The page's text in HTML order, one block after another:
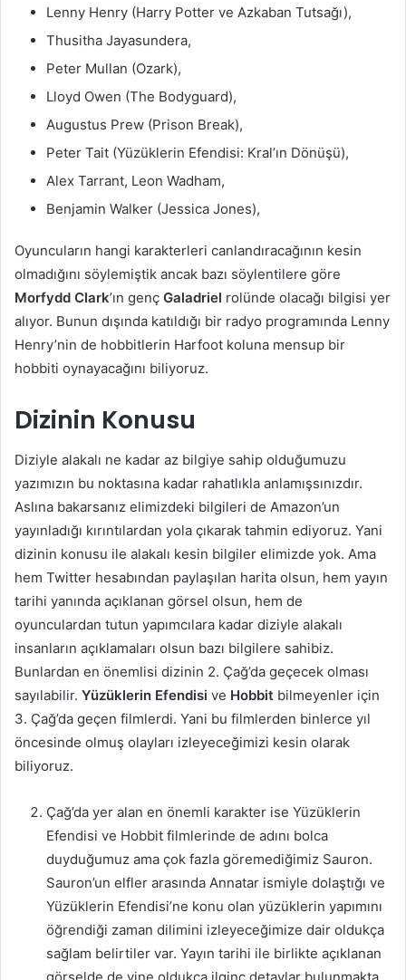
Lenny Henry (Harry Potter ve Azkaban Tutsağı),
Thusitha Jayasundera,
Peter Mullan (Ozark),
Lloyd Owen (The Bodyguard),
Augustus Prew (Prison Break),
Peter Tait (Yüzüklerin Efendisi: Kral’ın Dönüşü),
Alex Tarrant, Leon Wadham,
Benjamin Walker (Jessica Jones),
Oyuncuların hangi karakterleri canlandıracağının kesin
olmadığını söylemiştik ancak bazı söylentilere göre
Morfydd Clark’ın genç Galadriel rolünde olacağı bilgisi yer
alıyor. Bunun dışında katıldığı bir radyo programında Lenny
Henry’nin de hobbitlerin Harfoot koluna mensup bir
hobbiti oynayacağını biliyoruz.
Dizinin Konusu
Diziyle alakalı ne kadar az bilgiye sahip olduğumuzu
yazımızın bu noktasına kadar rahatlıkla anlamışsınızdır.
Aslına bakarsanız elimizdeki bilgileri de Amazon’un
yayınladığı kırıntılardan yola çıkarak tahmin ediyoruz. Yani
dizinin konusu ile alakalı kesin bilgiler elimizde yok. Ama
hem Twitter hesabından paylaşılan harita olsun, hem yayın
tarihi yanında açıklanan görsel olsun, hem de
oyunculardan tutun yapımcılara kadar diziyle alakalı
insanların açıklamaları olsun bazı bilgilere sahibiz.
Bunlardan en önemlisi dizinin 2. Çağ’da geçecek olması
sayılabilir. Yüzüklerin Efendisi ve Hobbit bilmeyenler için
3. Çağ’da geçen filmlerdi. Yani bu filmlerden binlerce yıl
öncesinde olmuş olayları izleyeceğimizi kesin olarak
biliyoruz.
Çağ’da yer alan en önemli karakter ise Yüzüklerin
Efendisi ve Hobbit filmlerinde de adını bolca
duyduğumuz ama çok fazla göremediğimiz Sauron.
Sauron’un elfler arasında Annatar ismiyle dolaştığı ve
Yüzüklerin Efendisi’ne konu olan yüzüklerin yapımını
öğrendiği zaman dilimini izleyeceğimize dair oldukça
sağlam belirtiler var. Yayın tarihi ile birlikte açıklanan